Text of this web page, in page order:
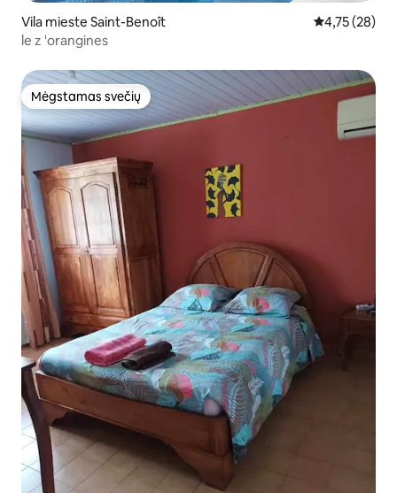
Vila mieste Saint-Benoît Vidutinis
4,75 (28)
le z 'orangines
Mėgstamas svečių
Mėgstamas svečių